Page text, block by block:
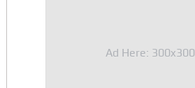
Ad Here: 300x300